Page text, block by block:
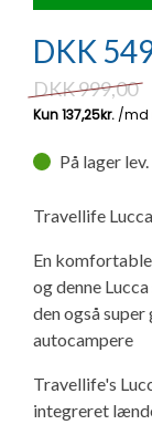
Adria
Next
Hobby
Hobby
Ny
Lille
Vil du sælge
Camping
Adria
Adria
Byvand
3
GPS
GRØN
Tuxer
Sikker
Cookie
DKK
DKK999,00
På lager
Travellife
En
og denne
den også super
autocampere
Travellife's
integreret